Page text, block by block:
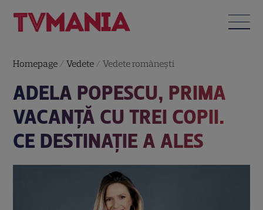
Homepage /Vedete /Vedete româneşti
ADELA POPESCU, PRIMA
VACANȚĂ CU TREI COPII.
CE DESTINAȚIE A ALES